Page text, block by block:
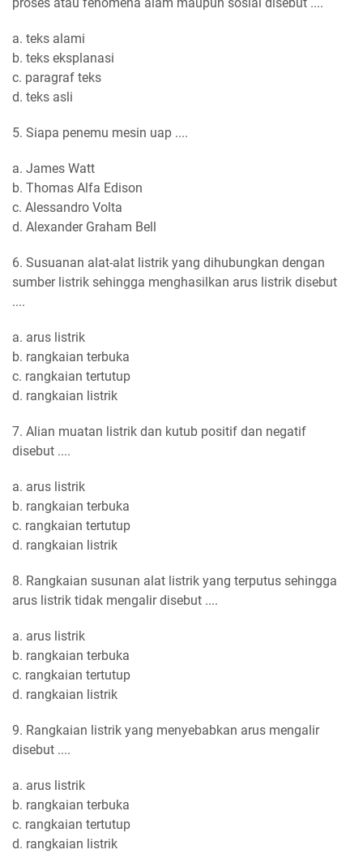
a. teks alami
b. teks eksplanasi
c. paragraf teks
d. teks asli
5. Siapa penemu mesin uap ....
a. James Watt
b. Thomas Alfa Edison
c. Alessandro Volta
d. Alexander Graham Bell
6. Susuanan alat-alat listrik yang dihubungkan dengan
sumber listrik sehingga menghasilkan arus listrik disebut
....
a. arus listrik
b. rangkaian terbuka
c. rangkaian tertutup
d. rangkaian listrik
7. Alian muatan listrik dan kutub positif dan negatif
disebut ....
a. arus listrik
b. rangkaian terbuka
c. rangkaian tertutup
d. rangkaian listrik
8. Rangkaian susunan alat listrik yang terputus sehingga
arus listrik tidak mengalir disebut ....
a. arus listrik
b. rangkaian terbuka
c. rangkaian tertutup
d. rangkaian listrik
9. Rangkaian listrik yang menyebabkan arus mengalir
disebut ....
a. arus listrik
b. rangkaian terbuka
c. rangkaian tertutup
d. rangkaian listrik